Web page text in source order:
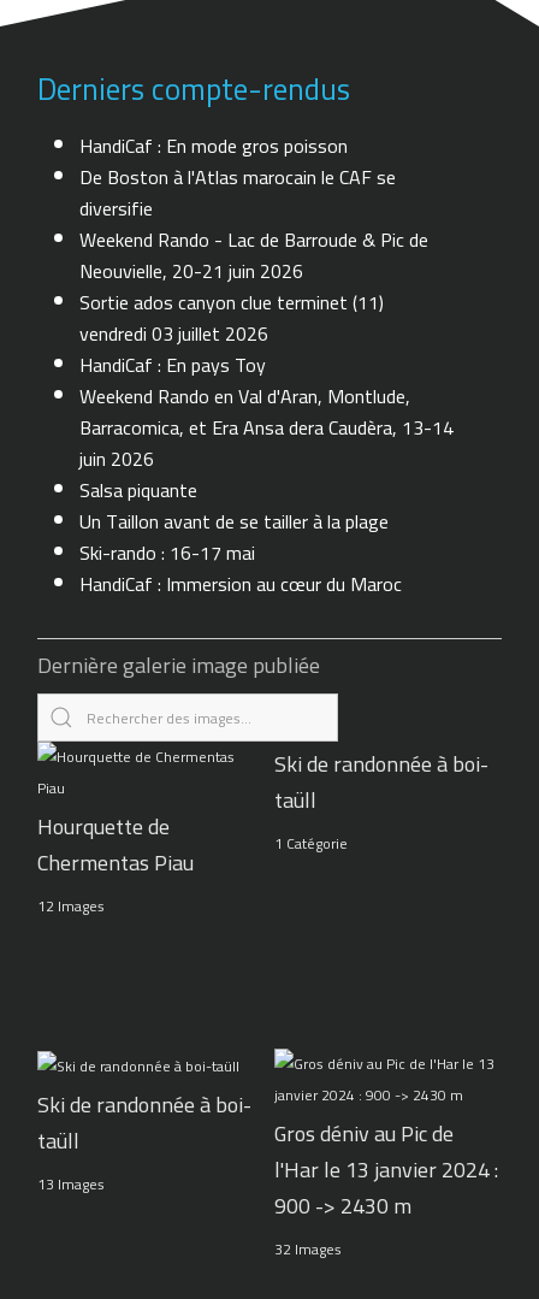
Derniers compte-rendus
HandiCaf : En mode gros poisson
De Boston à l'Atlas marocain le CAF se
diversifie
Weekend Rando - Lac de Barroude & Pic de
Neouvielle, 20-21 juin 2026
Sortie ados canyon clue terminet (11)
vendredi 03 juillet 2026
HandiCaf : En pays Toy
Weekend Rando en Val d'Aran, Montlude,
Barracomica, et Era Ansa dera Caudèra, 13-14
juin 2026
Salsa piquante
Un Taillon avant de se tailler à la plage
Ski-rando : 16-17 mai
HandiCaf : Immersion au cœur du Maroc
Dernière galerie image publiée
Hourquette de
Chermentas Piau
12 Images
Ski de randonnée à boi-
taüll
1 Catégorie
Ski de randonnée à boi-
taüll
13 Images
Gros déniv au Pic de
l'Har le 13 janvier 2024 :
900 -> 2430 m
32 Images